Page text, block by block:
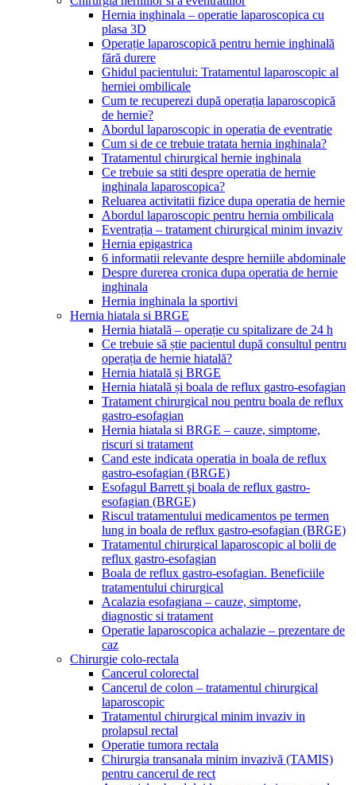
Hernia inghinala – operatie laparoscopica cu
plasa 3D
Operație laparoscopică pentru hernie inghinală
fără durere
Ghidul pacientului: Tratamentul laparoscopic al
herniei ombilicale
Cum te recuperezi după operația laparoscopică
de hernie?
Abordul laparoscopic in operatia de eventratie
Cum si de ce trebuie tratata hernia inghinala?
Tratamentul chirurgical hernie inghinala
Ce trebuie sa stiti despre operatia de hernie
inghinala laparoscopica?
Reluarea activitatii fizice dupa operatia de hernie
Abordul laparoscopic pentru hernia ombilicala
Eventrația – tratament chirurgical minim invaziv
Hernia epigastrica
6 informatii relevante despre herniile abdominale
Despre durerea cronica dupa operatia de hernie
inghinala
Hernia inghinala la sportivi
Hernia hiatala si BRGE
Hernia hiatală – operație cu spitalizare de 24 h
Ce trebuie să știe pacientul după consultul pentru
operația de hernie hiatală?
Hernia hiatală și BRGE
Hernia hiatală și boala de reflux gastro-esofagian
Tratament chirurgical nou pentru boala de reflux
gastro-esofagian
Hernia hiatala si BRGE – cauze, simptome,
riscuri si tratament
Cand este indicata operatia in boala de reflux
gastro-esofagian (BRGE)
Esofagul Barrett şi boala de reflux gastro-
esofagian (BRGE)
Riscul tratamentului medicamentos pe termen
lung in boala de reflux gastro-esofagian (BRGE)
Tratamentul chirurgical laparoscopic al bolii de
reflux gastro-esofagian
Boala de reflux gastro-esofagian. Beneficiile
tratamentului chirurgical
Acalazia esofagiana – cauze, simptome,
diagnostic si tratament
Operatie laparoscopica achalazie – prezentare de
caz
Chirurgie colo-rectala
Cancerul colorectal
Cancerul de colon – tratamentul chirurgical
laparoscopic
Tratamentul chirurgical minim invaziv in
prolapsul rectal
Operatie tumora rectala
Chirurgia transanala minim invazivă (TAMIS)
pentru cancerul de rect